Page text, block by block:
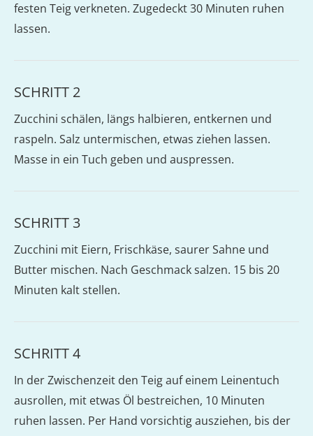
festen Teig verkneten. Zugedeckt 30 Minuten ruhen
lassen.
SCHRITT 2
Zucchini schälen, längs halbieren, entkernen und
raspeln. Salz untermischen, etwas ziehen lassen.
Masse in ein Tuch geben und auspressen.
SCHRITT 3
Zucchini mit Eiern, Frischkäse, saurer Sahne und
Butter mischen. Nach Geschmack salzen. 15 bis 20
Minuten kalt stellen.
SCHRITT 4
In der Zwischenzeit den Teig auf einem Leinentuch
ausrollen, mit etwas Öl bestreichen, 10 Minuten
ruhen lassen. Per Hand vorsichtig ausziehen, bis der